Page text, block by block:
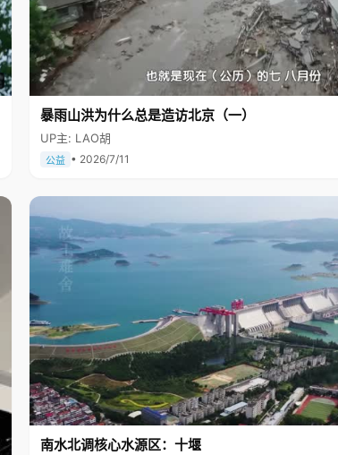
暴雨山洪为什么总是造访北京（一）
UP主: LAO胡
公益 • 2026/7/11
南水北调核心水源区：十堰